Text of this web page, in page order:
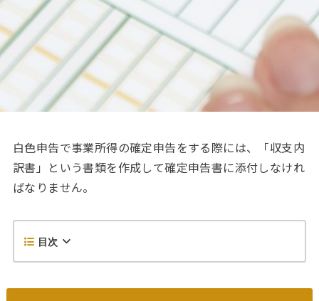
白色申告で事業所得の確定申告をする際には、「収支内
訳書」という書類を作成して確定申告書に添付しなけれ
ばなりません。
目次